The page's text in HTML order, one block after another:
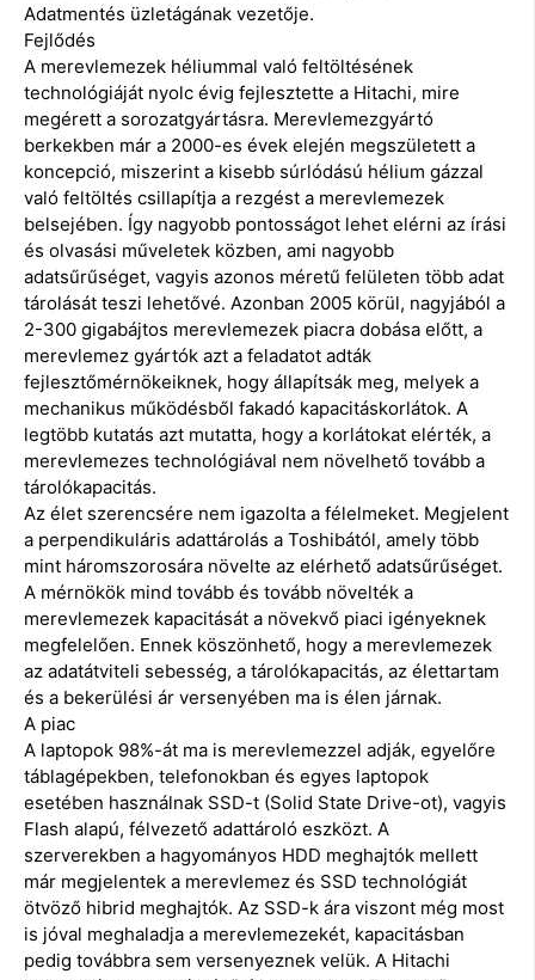
Adatmentés üzletágának vezetője.
Fejlődés
A merevlemezek héliummal való feltöltésének
technológiáját nyolc évig fejlesztette a Hitachi, mire
megérett a sorozatgyártásra. Merevlemezgyártó
berkekben már a 2000-es évek elején megszületett a
koncepció, miszerint a kisebb súrlódású hélium gázzal
való feltöltés csillapítja a rezgést a merevlemezek
belsejében. Így nagyobb pontosságot lehet elérni az írási
és olvasási műveletek közben, ami nagyobb
adatsűrűséget, vagyis azonos méretű felületen több adat
tárolását teszi lehetővé. Azonban 2005 körül, nagyjából a
2-300 gigabájtos merevlemezek piacra dobása előtt, a
merevlemez gyártók azt a feladatot adták
fejlesztőmérnökeiknek, hogy állapítsák meg, melyek a
mechanikus működésből fakadó kapacitáskorlátok. A
legtöbb kutatás azt mutatta, hogy a korlátokat elérték, a
merevlemezes technológiával nem növelhető tovább a
tárolókapacitás.
Az élet szerencsére nem igazolta a félelmeket. Megjelent
a perpendikuláris adattárolás a Toshibától, amely több
mint háromszorosára növelte az elérhető adatsűrűséget.
A mérnökök mind tovább és tovább növelték a
merevlemezek kapacitását a növekvő piaci igényeknek
megfelelően. Ennek köszönhető, hogy a merevlemezek
az adatátviteli sebesség, a tárolókapacitás, az élettartam
és a bekerülési ár versenyében ma is élen járnak.
A piac
A laptopok 98%-át ma is merevlemezzel adják, egyelőre
táblagépekben, telefonokban és egyes laptopok
esetében használnak SSD-t (Solid State Drive-ot), vagyis
Flash alapú, félvezető adattároló eszközt. A
szerverekben a hagyományos HDD meghajtók mellett
már megjelentek a merevlemez és SSD technológiát
ötvöző hibrid meghajtók. Az SSD-k ára viszont még most
is jóval meghaladja a merevlemezekét, kapacitásban
pedig továbbra sem versenyeznek velük. A Hitachi